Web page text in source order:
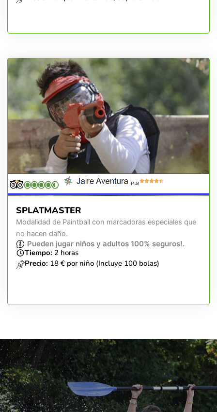
(4.5)
SPLATMASTER
Modalidad de Paintball con marcadoras especiales que
no hacen daño.
Pueden jugar niños y adultos 100% seguros!.
Tiempo: 2 horas
Precio: 18 € por niño (Incluye 100 bolas)